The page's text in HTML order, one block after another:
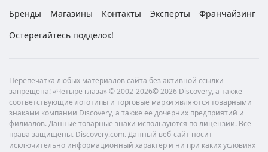
Бренды
Магазины Контакты Эксперты
Франчайзинг
Остерегайтесь подделок!
Перепечатка любых материалов сайта без активной ссылки
запрещена! «Четыре глаза» © 2002-2026© 2026 Discovery, а также
соответствующие логотипы и торговые марки являются товарными
знаками компании Discovery, а также ее дочерних предприятий и
филиалов. Данные товарные знаки используются по лицензии. Все
права защищены. Discovery.com. Данный веб-сайт носит
исключительно информационный характер и ни при каких условиях